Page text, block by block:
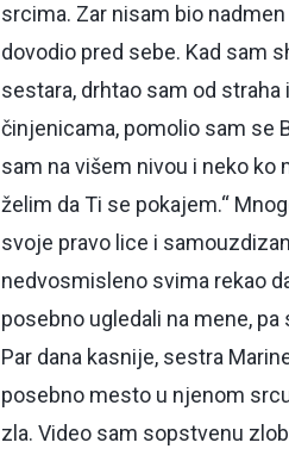
srcima. Zar nisam bio
dovodio pred sebe. Kad sam
sestara, drhtao sam od
činjenicama, pomolio sam se
sam na višem nivou i neko ko
želim da Ti se pokajem.“
svoje pravo lice i
nedvosmisleno svima rekao
posebno ugledali na mene,
Par dana kasnije, sestra
posebno mesto u njenom
zla. Video sam sopstvenu